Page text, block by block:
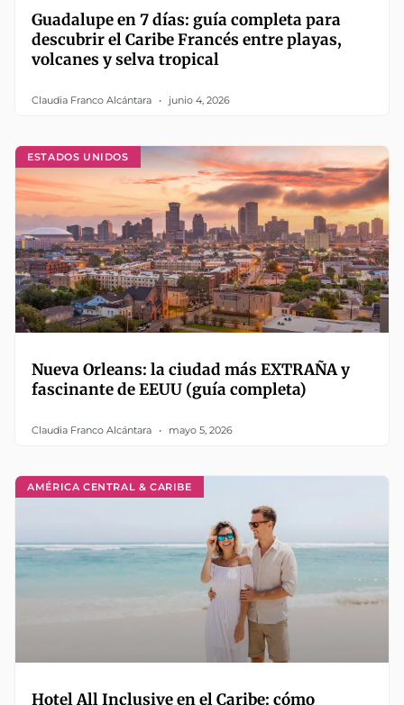
Guadalupe en 7 días: guía completa para
descubrir el Caribe Francés entre playas,
volcanes y selva tropical
Claudia Franco Alcántara junio 4, 2026
ESTADOS UNIDOS
Nueva Orleans: la ciudad más EXTRAÑA y
fascinante de EEUU (guía completa)
Claudia Franco Alcántara mayo 5, 2026
AMÉRICA CENTRAL & CARIBE
Hotel All Inclusive en el Caribe: cómo